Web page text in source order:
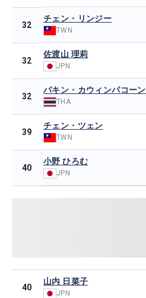
32
チェン・リンジー
TWN
32
佐渡山 理莉
JPN
32
パキン・カウィンパコーン
THA
39
チェン・ツェン
TWN
40
小野 ひろむ
JPN
40
山内 日菜子
JPN